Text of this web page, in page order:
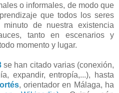
o informales, de modo que
que todos los seres
de nuestra existencia
tanto en escenarios y
momento y lugar.
se han citado varias (conexión,
expandir, entropía,...), hasta
, orientador en Málaga, ha